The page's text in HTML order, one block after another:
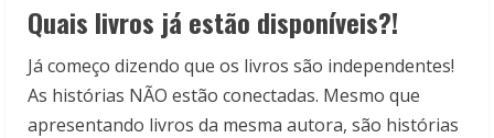
Quais livros já estão disponíveis?!
Já começo dizendo que os livros são independentes!
As histórias NÃO estão conectadas. Mesmo que
apresentando livros da mesma autora, são histórias